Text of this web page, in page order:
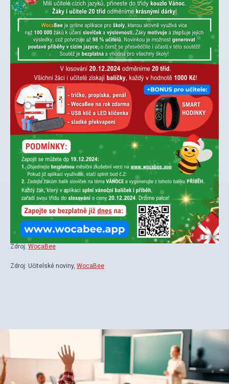
Zdroj: WocaBee
Zdroj: Učitelské noviny, WocaBee